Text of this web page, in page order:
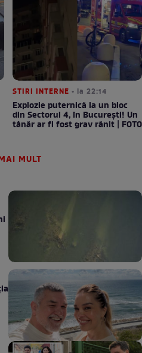
STIRI INTERNE • la 22:14
Explozie puternică la un bloc
din Sectorul 4, în București! Un
tânăr ar fi fost grav rănit | FOTO
MULT